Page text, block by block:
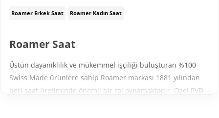
Roamer Erkek Saat Roamer Kadın Saat
Roamer Saat
Üstün dayanıklılık ve mükemmel işçiliği buluşturan %100
Swiss Made ürünlere sahip Roamer markası 1881 yılından
beri saat üretiminde önemli bir rol oynamaktadır. Özel PVD